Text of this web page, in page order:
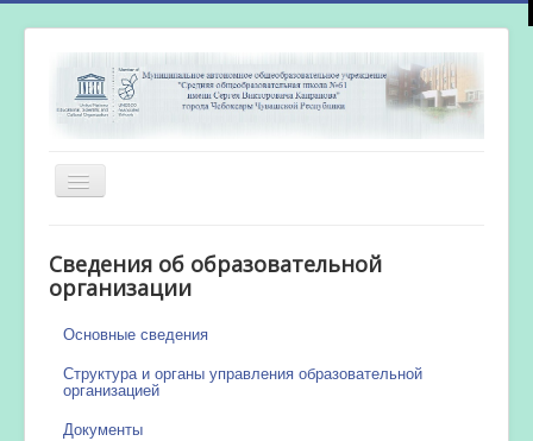
Включить/
выключить
Новости
Сведения об образовательной
организации
Основные сведения
Структура и органы управления образовательной
организацией
Документы